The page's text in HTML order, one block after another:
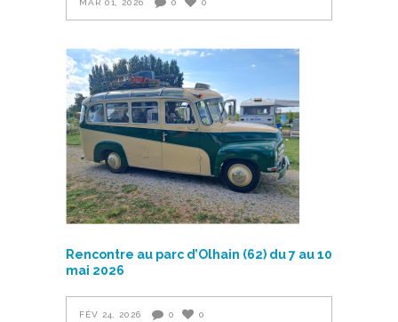
MAR 01, 2026 0 0
Rencontre au parc d’Olhain (62) du 7 au 10
mai 2026
FÉV 24, 2026 0 0